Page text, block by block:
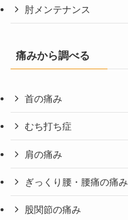
肘メンテナンス
痛みから調べる
首の痛み
むち打ち症
肩の痛み
ぎっくり腰・腰痛の痛み
股関節の痛み